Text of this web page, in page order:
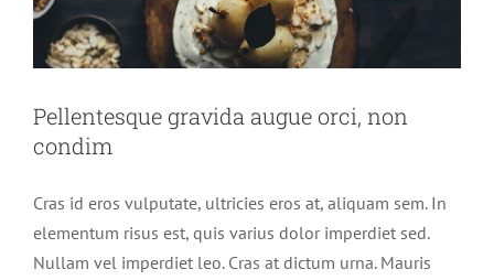
Pellentesque gravida augue orci, non
condim
Cras id eros vulputate, ultricies eros at, aliquam sem. In
elementum risus est, quis varius dolor imperdiet sed.
Nullam vel imperdiet leo. Cras at dictum urna. Mauris